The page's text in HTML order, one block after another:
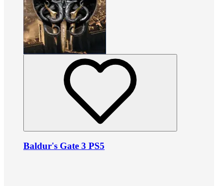
Baldur's Gate 3 PS5